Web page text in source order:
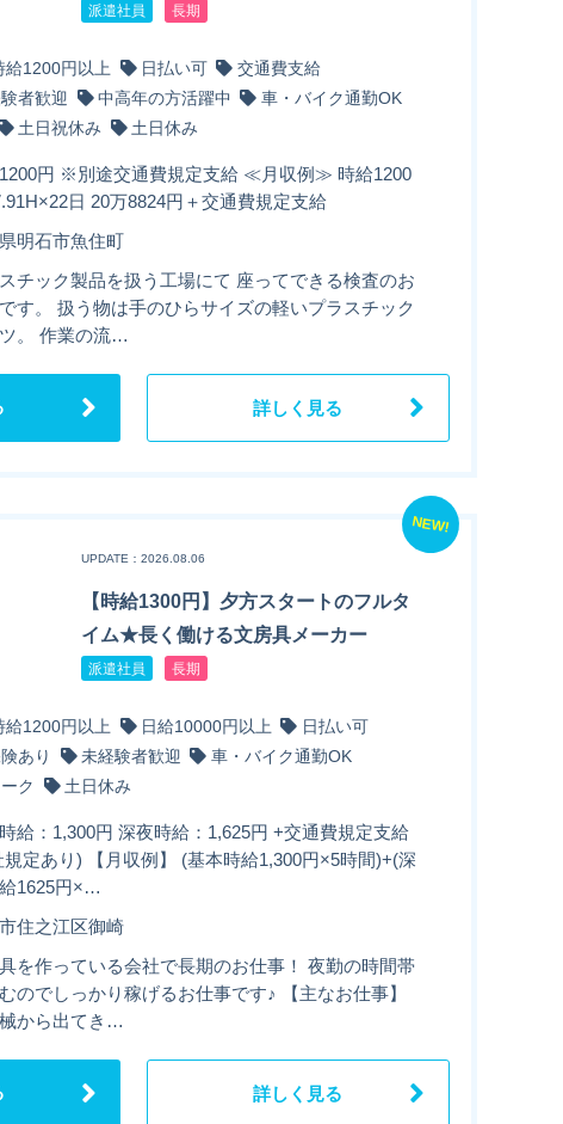
派遣社員 長期
給1200円以上 日払い可
交通費支給
者歓迎 中高年の方活躍中
車・バイク通勤OK
土日祝休み 土日休み
円 ※別途交通費規定支給 ≪月収例≫ 時給1200
日 20万8824円＋交通費規定支給
明石市魚住町
チック製品を扱う工場にて 座ってできる検査のお
す。 扱う物は手のひらサイズの軽いプラスチック
。 作業の流…
詳しく見る
NEW!
UPDATE：2026.08.06
【時給1300円】夕方スタートのフルタ
イム★長く働ける文房具メーカー
派遣社員 長期
給1200円以上 日給10000円以上
日払い可
あり 未経験者歓迎
車・バイク通勤OK
ク 土日休み
給：1,300円 深夜時給：1,625円 +交通費規定支給
規定あり) 【月収例】 (基本時給1,300円×5時間)+(深
1625円×…
住之江区御崎
を作っている会社で長期のお仕事！ 夜勤の時間帯
のでしっかり稼げるお仕事です♪ 【主なお仕事】
械から出てき…
詳しく見る